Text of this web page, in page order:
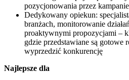
pozycjonowania przez
Dedykowany opiekun:
branżach, monitorowanie
proaktywnymi propozycjami –
gdzie przedstawiane są gotowe
wyprzedzić konkurencję
Najlepsze dla